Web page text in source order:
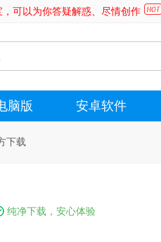
，可以为你答疑解惑、尽情创作
脑版 安卓软件
下载
纯净下载，安心体验